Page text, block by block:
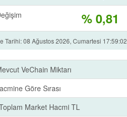
% 0,81
Tarihi: 08 Ağustos 2026, Cumartesi 17:59:02
VeChain Miktarı
Göre Sırası
Market Hacmi TL